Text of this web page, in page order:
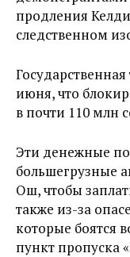
продления
следственном
июня, что
в почти 110 млн
Эти денежные
большегрузные
Ош, чтобы
также из-за
которые боятся
пункт пропуска